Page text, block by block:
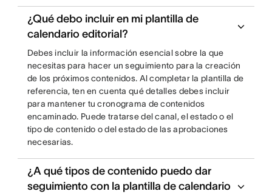
¿Qué debo incluir en mi plantilla de
calendario editorial?
Debes incluir la información esencial sobre la que
necesitas para hacer un seguimiento para la creación
de los próximos contenidos. Al completar la plantilla de
referencia, ten en cuenta qué detalles debes incluir
para mantener tu cronograma de contenidos
encaminado. Puede tratarse del canal, el estado o el
tipo de contenido o del estado de las aprobaciones
necesarias.
¿A qué tipos de contenido puedo dar
seguimiento con la plantilla de calendario